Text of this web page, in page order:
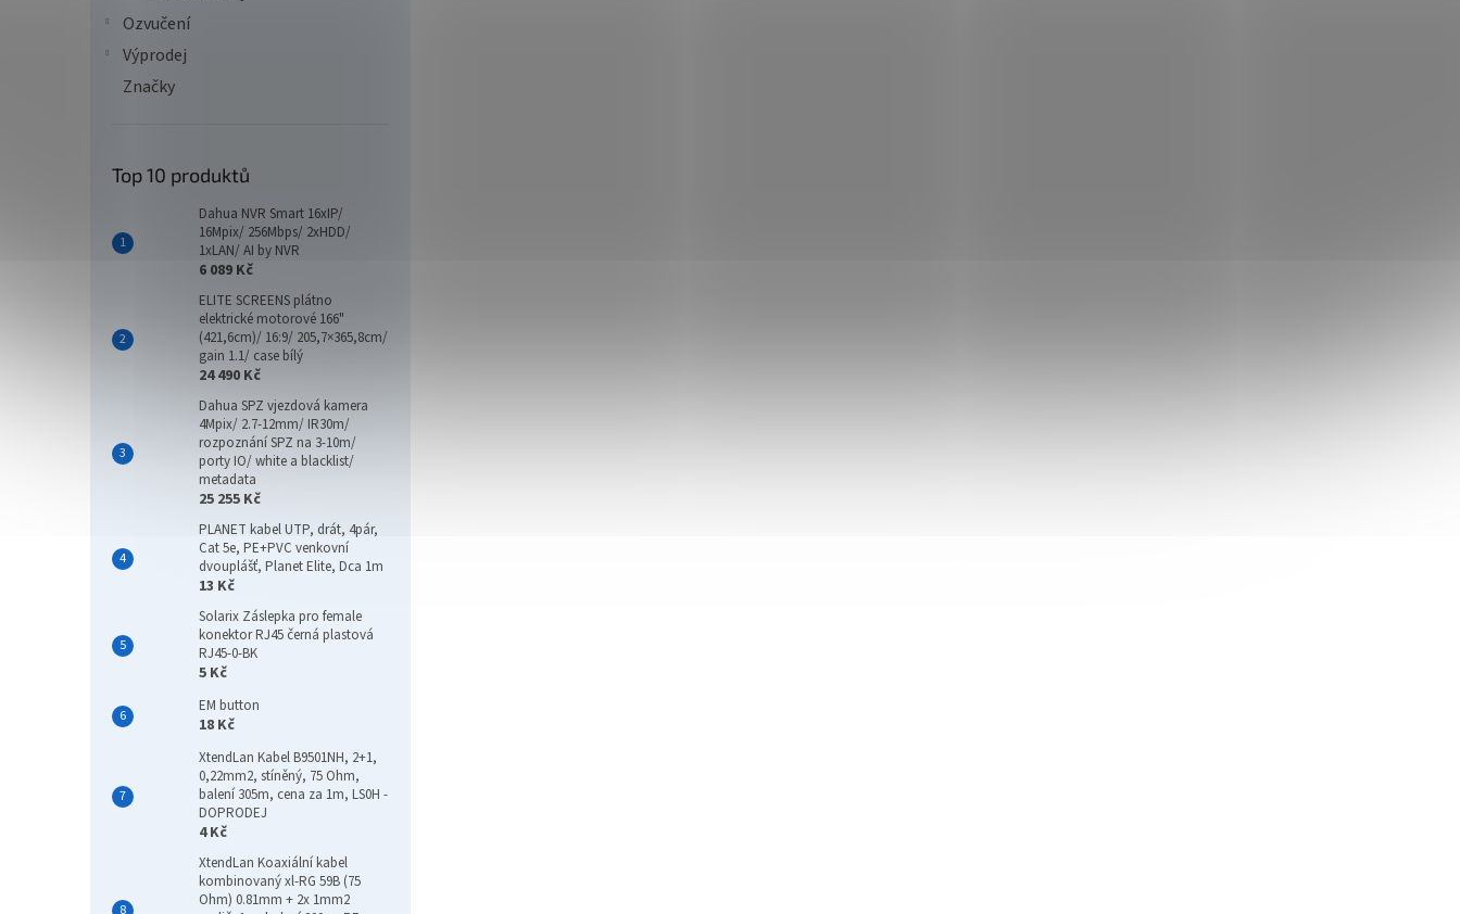
Ozvučení
Výprodej
Značky
Top 10 produktů
Dahua NVR Smart 16xIP/
16Mpix/ 256Mbps/ 2xHDD/
1xLAN/ AI by NVR
6 089 Kč
ELITE SCREENS plátno
elektrické motorové 166"
(421,6cm)/ 16:9/ 205,7×365,8cm/
gain 1.1/ case bílý
24 490 Kč
Dahua SPZ vjezdová kamera
4Mpix/ 2.7-12mm/ IR30m/
rozpoznání SPZ na 3-10m/
porty IO/ white a blacklist/
metadata
25 255 Kč
PLANET kabel UTP, drát, 4pár,
Cat 5e, PE+PVC venkovní
dvouplášť, Planet Elite, Dca 1m
13 Kč
Solarix Záslepka pro female
konektor RJ45 černá plastová
RJ45-0-BK
5 Kč
EM button
18 Kč
XtendLan Kabel B9501NH, 2+1,
0,22mm2, stíněný, 75 Ohm,
balení 305m, cena za 1m, LS0H -
DOPRODEJ
4 Kč
XtendLan Koaxiální kabel
kombinovaný xl-RG 59B (75
Ohm) 0.81mm + 2x 1mm2